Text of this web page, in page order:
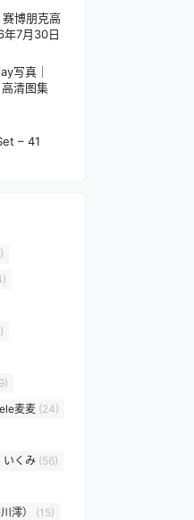
博朋克高
年7月30日
写真｜
清图集
– 41
麦麦 (24)
いくみ (56)
澪）
(15)